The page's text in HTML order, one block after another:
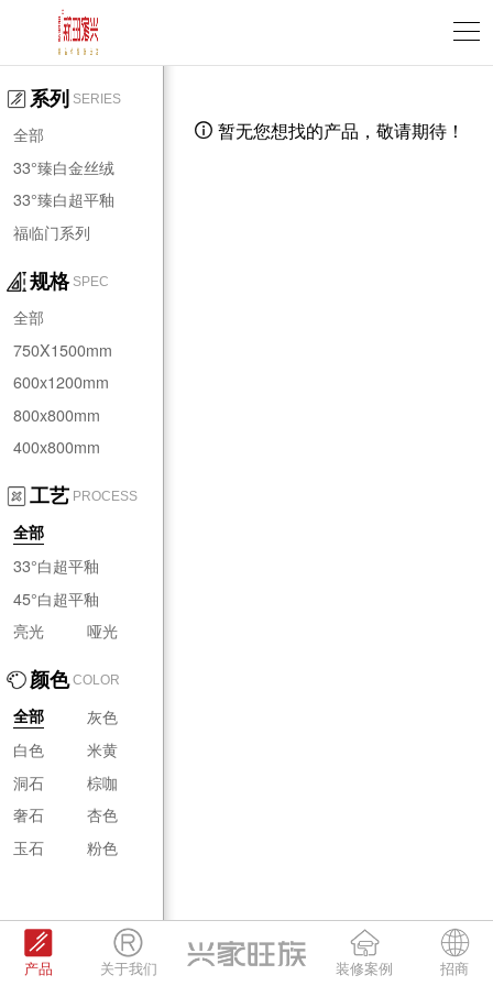
系列 SERIES
全部
33°臻白金丝绒
33°臻白超平釉
福临门系列
规格 SPEC
全部
750X1500mm
600x1200mm
800x800mm
400x800mm
工艺 PROCESS
全部
33°白超平釉
45°白超平釉
亮光
哑光
颜色 COLOR
全部
灰色
白色
米黄
洞石
棕咖
奢石
杏色
玉石
粉色
 暂无您想找的产品，敬请期待！
产品 关于我们 装修案例 招商